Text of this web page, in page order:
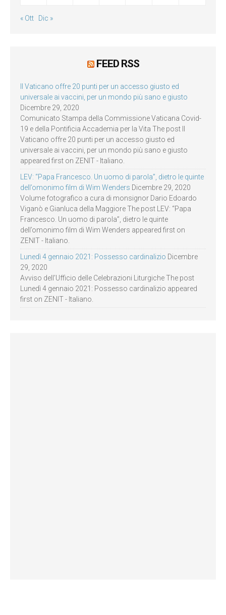
« Ott Dic »
FEED RSS
Il Vaticano offre 20 punti per un accesso giusto ed
universale ai vaccini, per un mondo più sano e giusto
Dicembre 29, 2020
Comunicato Stampa della Commissione Vaticana Covid-
19 e della Pontificia Accademia per la Vita The post Il
Vaticano offre 20 punti per un accesso giusto ed
universale ai vaccini, per un mondo più sano e giusto
appeared first on ZENIT - Italiano.
LEV: “Papa Francesco. Un uomo di parola”, dietro le quinte
dell’omonimo film di Wim Wenders Dicembre 29, 2020
Volume fotografico a cura di monsignor Dario Edoardo
Viganò e Gianluca della Maggiore The post LEV: “Papa
Francesco. Un uomo di parola”, dietro le quinte
dell’omonimo film di Wim Wenders appeared first on
ZENIT - Italiano.
Lunedì 4 gennaio 2021: Possesso cardinalizio Dicembre
29, 2020
Avviso dell’Ufficio delle Celebrazioni Liturgiche The post
Lunedì 4 gennaio 2021: Possesso cardinalizio appeared
first on ZENIT - Italiano.